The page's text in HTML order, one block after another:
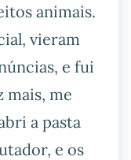
animais.
vieram
e fui
mais, me
a pasta
e os